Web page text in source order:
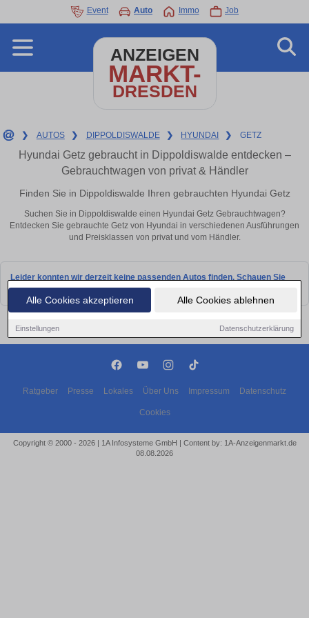
Alle Cookies akzeptieren Alle Cookies ablehnen
Einstellungen Datenschutzerklärung
Event Auto Immo Job
ANZEIGEN
MARKT-
DRESDEN
❯ AUTOS ❯ DIPPOLDISWALDE ❯ HYUNDAI ❯ GETZ
Hyundai Getz gebraucht in Dippoldiswalde entdecken –
Gebrauchtwagen von privat & Händler
Finden Sie in Dippoldiswalde Ihren gebrauchten Hyundai Getz
Suchen Sie in Dippoldiswalde einen Hyundai Getz Gebrauchtwagen?
Entdecken Sie gebrauchte Getz von Hyundai in verschiedenen Ausführungen
und Preisklassen von privat und vom Händler.
Leider konnten wir derzeit keine passenden Autos finden. Schauen Sie
bald wieder vorbei!
Ratgeber Presse Lokales Über Uns Impressum Datenschutz
Cookies
Copyright © 2000 - 2026 | 1A Infosysteme GmbH | Content by: 1A-Anzeigenmarkt.de
08.08.2026